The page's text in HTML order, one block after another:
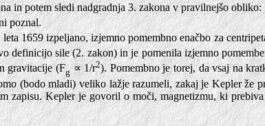
in potem sledi nadgradnja 3. zakona v pravilnejšo obliko:
poznal.
1659 izpeljano, izjemno pomembno enačbo za
definicijo sile (2. zakon) in je pomenila izjemno
gravitacije (Fg∝ 1/r2). Pomembno je torej, da vsaj na
(bodo mladi) veliko lažje razumeli, zakaj je Kepler že
Kepler je govoril o moči, magnetizmu, ki